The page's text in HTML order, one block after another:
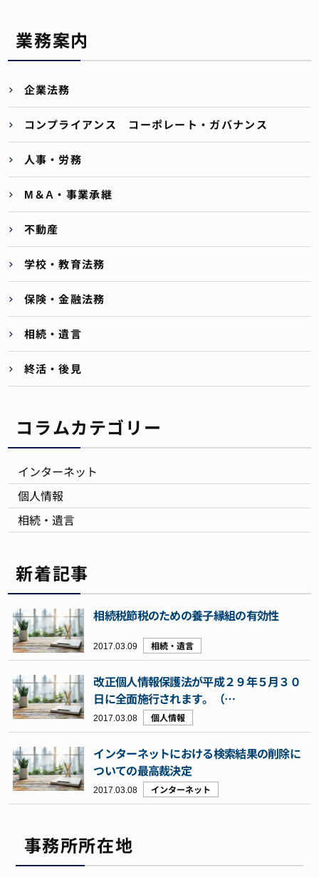
業務案内
企業法務
コンプライアンス コーポレート・ガバナンス
人事・労務
M＆A・事業承継
不動産
学校・教育法務
保険・金融法務
相続・遺言
終活・後見
コラムカテゴリー
インターネット
個人情報
相続・遺言
新着記事
相続税節税のための養子縁組の有効性
2017.03.09 相続・遺言
改正個人情報保護法が平成２９年５月３０
日に全面施行されます。（…
2017.03.08 個人情報
インターネットにおける検索結果の削除に
ついての最高裁決定
2017.03.08 インターネット
事務所所在地